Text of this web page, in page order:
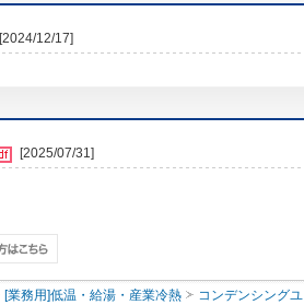
[2024/12/17]
[2025/07/31]
[業務用]低温・給湯・産業冷熱 コンデンシング